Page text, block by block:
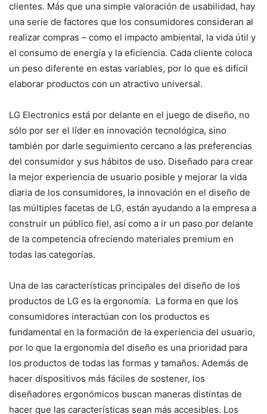
clientes. Más que una simple valoración de usabilidad, hay
una serie de factores que los consumidores consideran al
realizar compras – como el impacto ambiental, la vida útil y
el consumo de energía y la eficiencia. Cada cliente coloca
un peso diferente en estas variables, por lo que es difícil
elaborar productos con un atractivo universal.
LG Electronics está por delante en el juego de diseño, no
sólo por ser el líder en innovación tecnológica, sino
también por darle seguimiento cercano a las preferencias
del consumidor y sus hábitos de uso. Diseñado para crear
la mejor experiencia de usuario posible y mejorar la vida
diaria de los consumidores, la innovación en el diseño de
las múltiples facetas de LG, están ayudando a la empresa a
construir un público fiel, así como a ir un paso por delante
de la competencia ofreciendo materiales premium en
todas las categorías.
Una de las características principales del diseño de los
productos de LG es la ergonomía. La forma en que los
consumidores interactúan con los productos es
fundamental en la formación de la experiencia del usuario,
por lo que la ergonomía del diseño es una prioridad para
los productos de todas las formas y tamaños. Además de
hacer dispositivos más fáciles de sostener, los
diseñadores ergonómicos buscan maneras distintas de
hacer que las características sean más accesibles. Los